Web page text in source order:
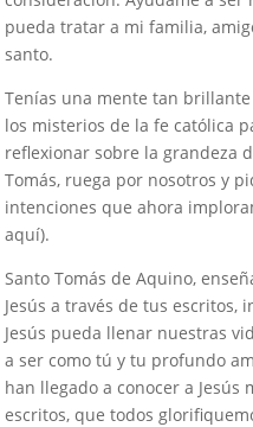
pueda tratar a mi familia,
santo.
Tenías una mente tan
los misterios de la fe católica
reflexionar sobre la grandeza
Tomás, ruega por nosotros y
intenciones que ahora
aquí).
Santo Tomás de Aquino,
Jesús a través de tus escritos,
Jesús pueda llenar nuestras
a ser como tú y tu profundo
han llegado a conocer a
escritos, que todos